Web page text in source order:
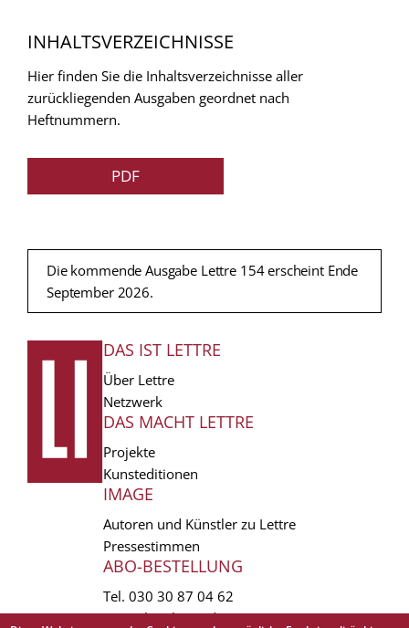
INHALTSVERZEICHNISSE
Hier finden Sie die Inhaltsverzeichnisse aller
zurückliegenden Ausgaben geordnet nach
Heftnummern.
PDF
Die kommende Ausgabe Lettre 154 erscheint Ende
September 2026.
FUSSZEILE
DAS IST LETTRE
Über Lettre
Netzwerk
DAS MACHT LETTRE
Projekte
Kunsteditionen
IMAGE
Autoren und Künstler zu Lettre
Pressestimmen
ABO-BESTELLUNG
Tel. 030 30 87 04 62
vertrieb(at)lettre.de